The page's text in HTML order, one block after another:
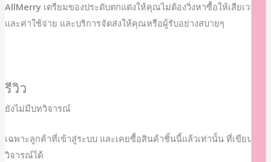
AllMerry เตรียมของประดับตกแต่งให้คุณไม่ต้องวิ่งหาซื้อให้เสียเวลา
และค่าใช้จ่าย และบริการจัดส่งให้คุณหรือผู้รับอย่างสบายๆ
รีวิว
ยังไม่มีบทวิจารณ์
เฉพาะลูกค้าที่เข้าสู่ระบบ และเคยซื้อสินค้าชิ้นนี้แล้วเท่านั้น ที่เขียนบท
วิจารณ์ได้